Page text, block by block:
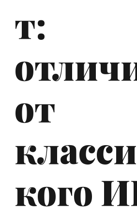
т:
от
кого